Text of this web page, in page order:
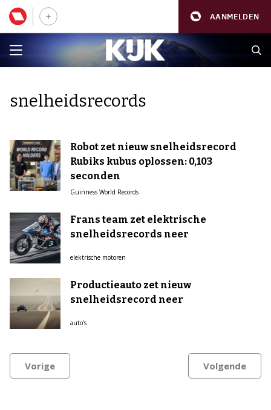
AANMELDEN
snelheidsrecords
Robot zet nieuw snelheidsrecord
Rubiks kubus oplossen: 0,103
seconden
Guinness World Records
Frans team zet elektrische
snelheidsrecords neer
elektrische motoren
Productieauto zet nieuw
snelheidsrecord neer
auto's
Vorige Volgende